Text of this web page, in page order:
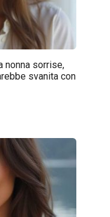
nonna sorrise,
svanita con